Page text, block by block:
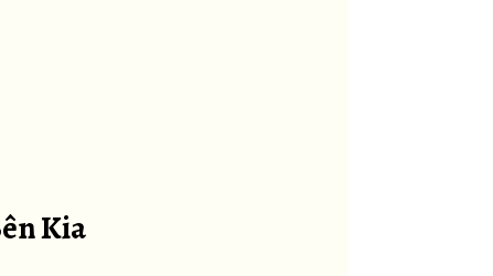
Kia